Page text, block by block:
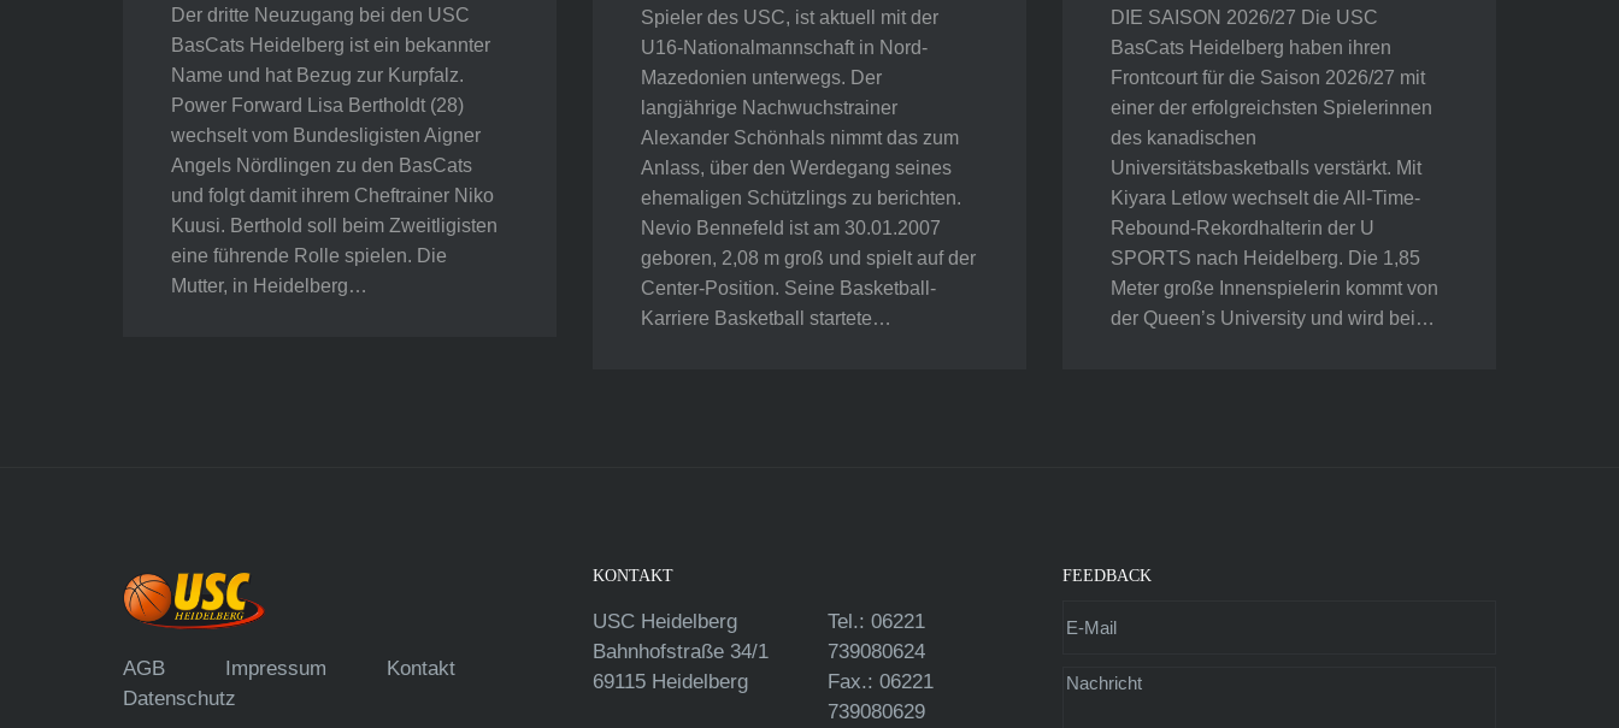
Der dritte Neuzugang bei den USC
BasCats Heidelberg ist ein bekannter
Name und hat Bezug zur Kurpfalz.
Power Forward Lisa Bertholdt (28)
wechselt vom Bundesligisten Aigner
Angels Nördlingen zu den BasCats
und folgt damit ihrem Cheftrainer Niko
Kuusi. Berthold soll beim Zweitligisten
eine führende Rolle spielen. Die
Mutter, in Heidelberg…
Spieler des USC, ist aktuell mit der
U16-Nationalmannschaft in Nord-
Mazedonien unterwegs. Der
langjährige Nachwuchstrainer
Alexander Schönhals nimmt das zum
Anlass, über den Werdegang seines
ehemaligen Schützlings zu berichten.
Nevio Bennefeld ist am 30.01.2007
geboren, 2,08 m groß und spielt auf der
Center-Position. Seine Basketball-
Karriere Basketball startete…
DIE SAISON 2026/27 Die USC
BasCats Heidelberg haben ihren
Frontcourt für die Saison 2026/27 mit
einer der erfolgreichsten Spielerinnen
des kanadischen
Universitätsbasketballs verstärkt. Mit
Kiyara Letlow wechselt die All-Time-
Rebound-Rekordhalterin der U
SPORTS nach Heidelberg. Die 1,85
Meter große Innenspielerin kommt von
der Queen’s University und wird bei…
AGB Impressum
Kontakt
Datenschutz
KONTAKT
USC Heidelberg
Bahnhofstraße 34/1
69115 Heidelberg
Tel.: 06221
739080624
Fax.: 06221
739080629
FEEDBACK